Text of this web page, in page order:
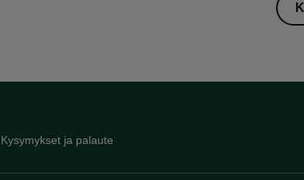
Kysymykset ja palaute